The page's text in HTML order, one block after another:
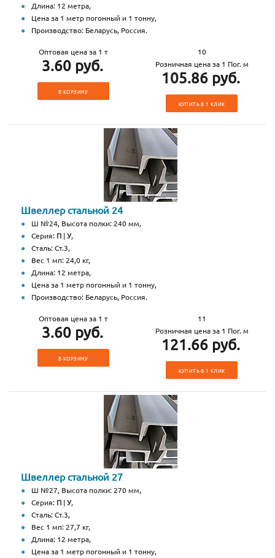
Длина: 12 метра,
Цена за 1 метр погонный и 1 тонну,
Производство: Беларусь, Россия.
Оптовая цена за 1 т
3.60 руб.
В КОРЗИНУ
10
Розничная цена за 1 Пог. м
105.86 руб.
КУПИТЬ В 1 КЛИК
Швеллер стальной 24
Ш №24, Высота полки: 240 мм,
Серия: П |У,
Сталь: Ст.3,
Вес 1 мп: 24,0 кг,
Длина: 12 метра,
Цена за 1 метр погонный и 1 тонну,
Производство: Беларусь, Россия.
Оптовая цена за 1 т
3.60 руб.
В КОРЗИНУ
11
Розничная цена за 1 Пог. м
121.66 руб.
КУПИТЬ В 1 КЛИК
Швеллер стальной 27
Ш №27, Высота полки: 270 мм,
Серия: П |У,
Сталь: Ст.3,
Вес 1 мп: 27,7 кг,
Длина: 12 метра,
Цена за 1 метр погонный и 1 тонну,